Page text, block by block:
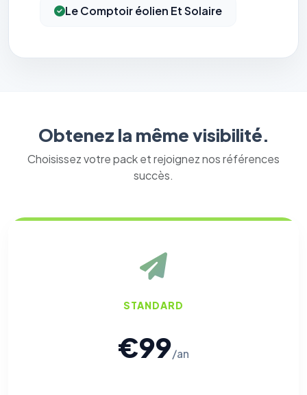
Le Comptoir éolien Et Solaire
Obtenez la même visibilité.
Choisissez votre pack et rejoignez nos références
succès.
STANDARD
€99/an